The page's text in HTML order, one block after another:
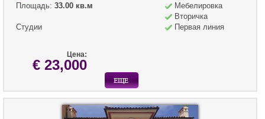
Площадь: 33.00 кв.м
Студии
Мебелировка
Вторичка
Первая линия
Цена:
€ 23,000